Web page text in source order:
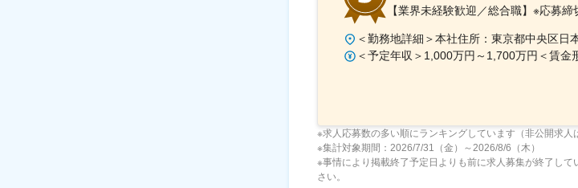
【業界未経験歓迎／総合職】※応募
※求人応募数の多い順にランキングしています（非公開求人
※集計対象期間：2026/7/31（金）～2026/8/6（木）
※事情により掲載終了予定日よりも前に求人募集が終了し
さい。